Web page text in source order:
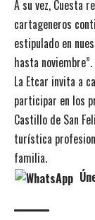
A su vez, Cuesta
cartageneros
estipulado en
hasta noviembre”.
La Etcar invita a
participar en los
Castillo de San
turística
familia.